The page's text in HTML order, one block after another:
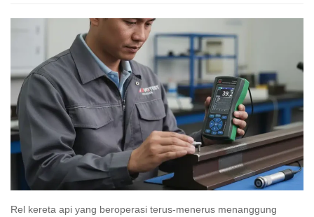
Rel kereta api yang beroperasi terus-menerus menanggung